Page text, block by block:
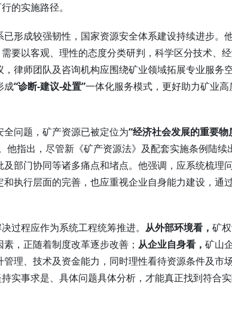
的实施路径。
形成较强韧性，国家资源安全体系建设持续进步。
要以客观、理性的态度分类研判，科学区分技术、
律师团队及咨询机构应围绕矿业领域拓展专业服务
成“诊断-建议-处置”一体化服务模式，更好助力矿业高
问题，矿产资源已被定位为“经济社会发展的重要物
他指出，尽管新《矿产资源法》及配套实施条例陆续
部门协同等诸多痛点和堵点。他强调，应系统梳理
执行层面的完善，也应重视企业自身能力建设，通
过程应作为系统工程统筹推进。 从外部环境看， 矿
，正随着制度改革逐步改善； 从企业自身看 ， 矿山
理、技术及资金能力，同时理性看待资源条件及市
实事求是、具体问题具体分析，才能真正找到符合